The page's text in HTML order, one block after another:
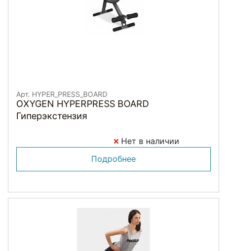
Арт. HYPER_PRESS_BOARD
OXYGEN HYPERPRESS BOARD
Гиперэкстензия
Нет в наличии
Подробнее